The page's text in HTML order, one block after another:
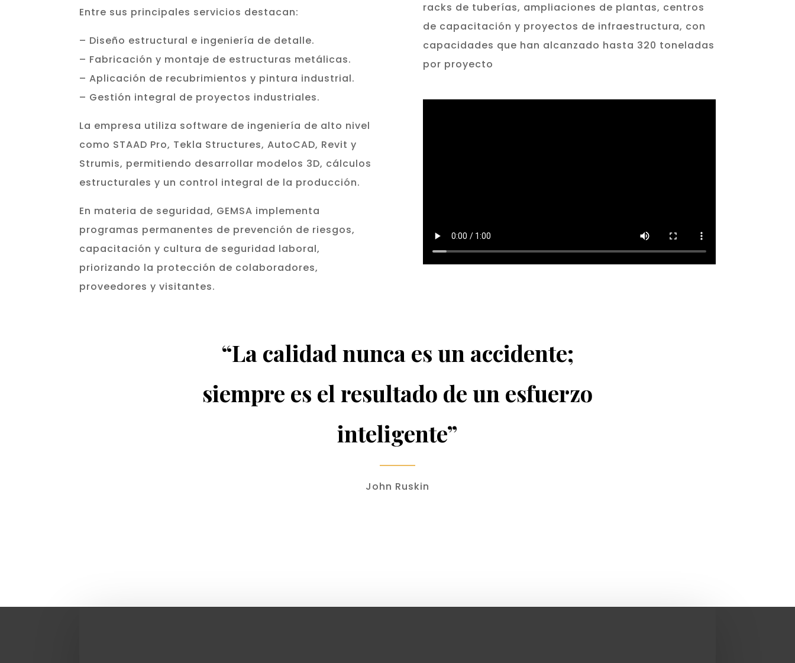
Entre sus principales servicios destacan:
– Diseño estructural e ingeniería de detalle.
– Fabricación y montaje de estructuras metálicas.
– Aplicación de recubrimientos y pintura industrial.
– Gestión integral de proyectos industriales.
La empresa utiliza software de ingeniería de alto nivel
como STAAD Pro, Tekla Structures, AutoCAD, Revit y
Strumis, permitiendo desarrollar modelos 3D, cálculos
estructurales y un control integral de la producción.
En materia de seguridad, GEMSA implementa
programas permanentes de prevención de riesgos,
capacitación y cultura de seguridad laboral,
priorizando la protección de colaboradores,
proveedores y visitantes.
racks de tuberías, ampliaciones de plantas, centros
de capacitación y proyectos de infraestructura, con
capacidades que han alcanzado hasta 320 toneladas
por proyecto
“La calidad nunca es un accidente;
siempre es el resultado de un esfuerzo
inteligente”
John Ruskin